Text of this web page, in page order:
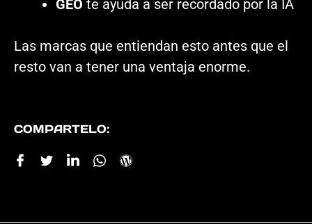
GEO te ayuda a ser recordado por la IA
Las marcas que entiendan esto antes que el
resto van a tener una ventaja enorme.
COMPARTELO: